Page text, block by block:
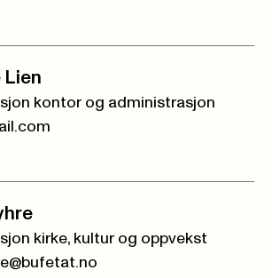
Lien
kontor og administrasjon
kirke, kultur og oppvekst